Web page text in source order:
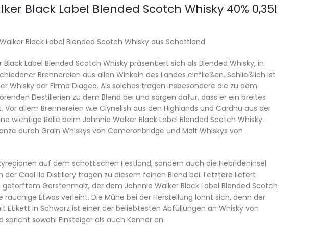
Black Label Blended Scotch Whisky 40% 0,35l
Black Label Blended Scotch Whisky aus Schottland
Black Label Blended Scotch Whisky präsentiert sich als Blended Whisky, in
Brennereien aus allen Winkeln des Landes einfließen. Schließlich ist
Whisky der Firma Diageo. Als solches tragen insbesondere die zu dem
Destillerien zu dem Blend bei und sorgen dafür, dass er ein breites
Vor allem Brennereien wie Clynelish aus den Highlands und Cardhu aus der
wichtige Rolle beim Johnnie Walker Black Label Blended Scotch Whisky.
durch Grain Whiskys von Cameronbridge und Malt Whiskys von
auf dem schottischen Festland, sondern auch die Hebrideninsel
der Caol Ila Distillery tragen zu diesem feinen Blend bei. Letztere liefert
getorftem Gerstenmalz, der dem Johnnie Walker Black Label Blended Scotch
rauchige Etwas verleiht. Die Mühe bei der Herstellung lohnt sich, denn der
Etikett in Schwarz ist einer der beliebtesten Abfüllungen an Whisky von
spricht sowohl Einsteiger als auch Kenner an.